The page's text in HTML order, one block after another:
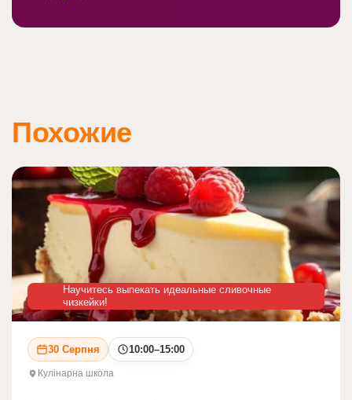
Похожие
Научитесь выпекать идеальные сливочные
чизкейки!
30 Серпня 10:00–15:00
Кулінарна школа